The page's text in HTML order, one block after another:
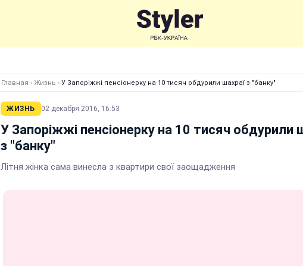
Главная › Жизнь › У Запоріжжі пенсіонерку на 10 тисяч обдурили шахраї з "банку"
ЖИЗНЬ 02 декабря 2016, 16:53
У Запоріжжі пенсіонерку на 10 тисяч обдурили
з "банку"
Літня жінка сама винесла з квартири свої заощадження